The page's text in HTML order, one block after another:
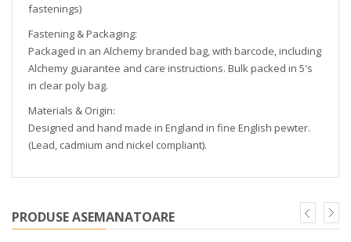
fastenings)
Fastening & Packaging:
Packaged in an Alchemy branded bag, with barcode, including
Alchemy guarantee and care instructions. Bulk packed in 5's
in clear poly bag.
Materials & Origin:
Designed and hand made in England in fine English pewter.
(Lead, cadmium and nickel compliant).
PRODUSE ASEMANATOARE